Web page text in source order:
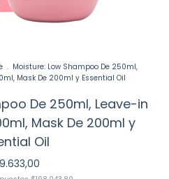
. Moisture: Low Shampoo De 250ml,
Mask De 200ml y Essential Oil
De 250ml, Leave-in
Mask De 200ml y
Oil